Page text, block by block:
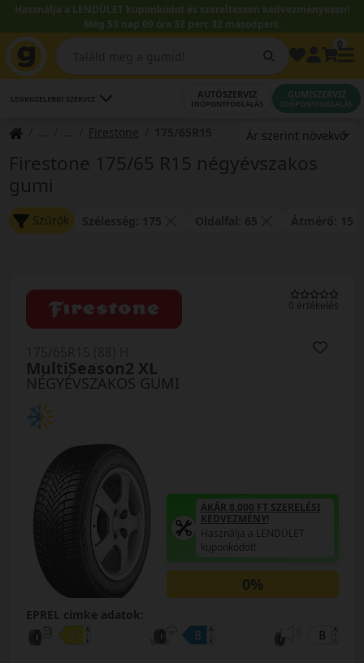
Használja a LENDÜLET kuponkódot és szereltessen kedvezményesen!
Még 53 nap 09 óra 32 perc 32 másodperc.
LEGKÖZELEBBI SZERVIZ AUTÓSZERVIZ
IDŐPONTFOGLALÁS
GUMISZERVIZ
IDŐPONTFOGLALÁS
Firestone
Firestone 175/65 R15 négyévszakos
gumi
Szűrők
0 értékelés
NÉGYÉVSZAKOS GUMI
MultiSeason2 XL
AKÁR 8.000 FT SZERELÉSI
KEDVEZMÉNY!
Használja a LENDÜLET
kuponkódot!
0%
EPREL cimke adatok: